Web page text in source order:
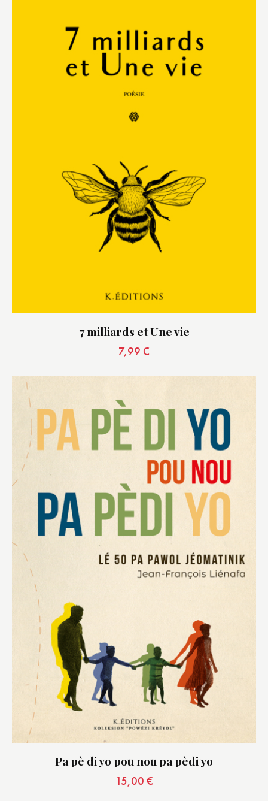
7 milliards et Une vie
7,99 €
Pa pè di yo pou nou pa pèdi yo
15,00 €